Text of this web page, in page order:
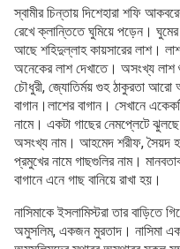
স্বামীর চিন্তায় দিশেহারা শফি
রেখে ক্লান্তিতে ঘুমিয়ে পড়েন।
আছে শহিদুল্লাহ কায়সারের লাশ।
অনেকের লাশ দেখাতে। অসংখ্য লাশ
চৌধুরী, জ্যোতির্ময় গুহ ঠাকুরতা আরো
বাগান।লাশের বাগান। সেখানে
নামে। একটা গাছের নেমপ্লেটে
অসংখ্য নাম। আহমেদ শরীফ, সৈয়দ
প্রমুখের নামে গাছগুলির নাম।
বাগানে এনে গাছ বানিয়ে রাখা হয়।
নাসিমাকে ইসলামিস্টরা তার
অমুসলিম, একজন মুরতাদ। নাসিমা